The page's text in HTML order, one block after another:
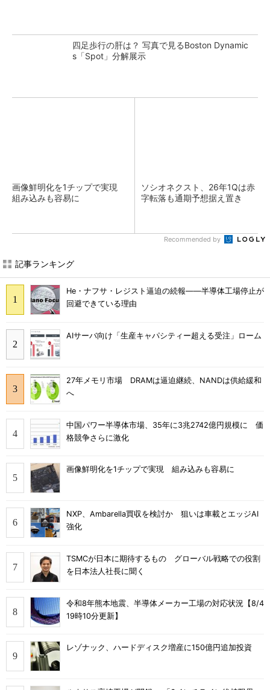
四足歩行の肝は？ 写真で見るBoston Dynamic
s「Spot」分解展示
画像鮮明化を1チップで実現
組み込みも容易に
ソシオネクスト、26年1Qは赤
字転落も通期予想据え置き
Recommended by
記事ランキング
He・ナフサ・レジスト逼迫の続報――半導体工場停止が
回避できている理由
AIサーバ向け「生産キャパシティー超える受注」ローム
27年メモリ市場 DRAMは逼迫継続、NANDは供給緩和
へ
中国パワー半導体市場、35年に3兆2742億円規模に 価
格競争さらに激化
画像鮮明化を1チップで実現 組み込みも容易に
NXP、Ambarella買収を検討か 狙いは車載とエッジAI
強化
TSMCが日本に期待するもの グローバル戦略での役割
を日本法人社長に聞く
令和8年熊本地震、半導体メーカー工場の対応状況【8/4
19時10分更新】
レゾナック、ハードディスク増産に150億円追加投資